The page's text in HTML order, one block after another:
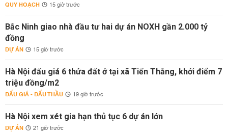
QUY HOẠCH 15 giờ trước
Bắc Ninh giao nhà đầu tư hai dự án NOXH gần 2.000 tỷ
đồng
DỰ ÁN 15 giờ trước
Hà Nội đấu giá 6 thửa đất ở tại xã Tiến Thắng, khởi điểm 7
triệu đồng/m2
ĐẤU GIÁ - ĐẤU THẦU 19 giờ trước
Hà Nội xem xét gia hạn thủ tục 6 dự án lớn
DỰ ÁN 21 giờ trước